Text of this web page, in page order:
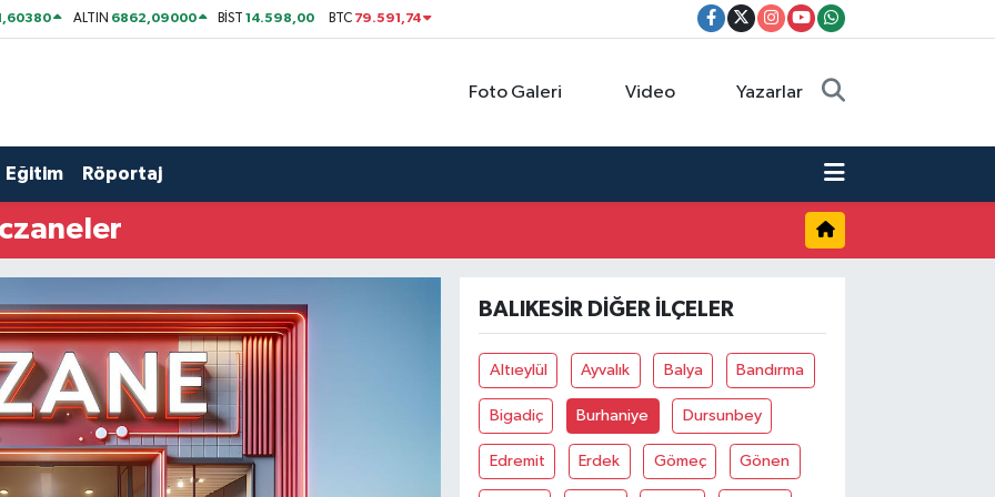
ALTIN 6862,09000 BİST14.598,00 BTC 79.591,74
Foto Galeri Video Yazarlar
Eğitim Röportaj
BALIKESIR DIĞER İLÇELER
Altıeylül Ayvalık Balya Bandırma
Bigadiç Burhaniye Dursunbey
Edremit Erdek Gömeç Gönen